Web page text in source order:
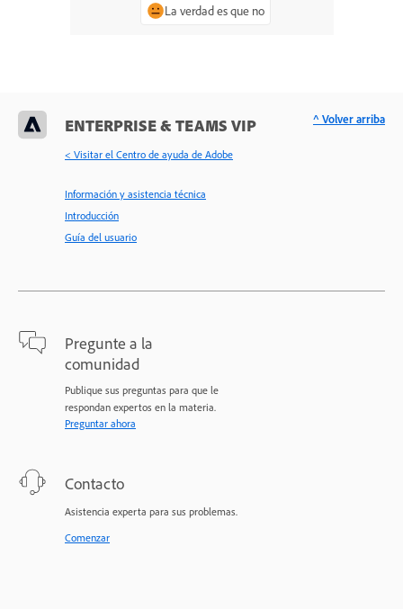
La verdad es que no
ENTERPRISE & TEAMS VIP
< Visitar el Centro de ayuda de Adobe
Información y asistencia técnica
Introducción
Guía del usuario
Pregunte a la
comunidad
Publique sus preguntas para que le
respondan expertos en la materia.
Preguntar ahora
Contacto
Asistencia experta para sus problemas.
Comenzar
^ Volver arriba